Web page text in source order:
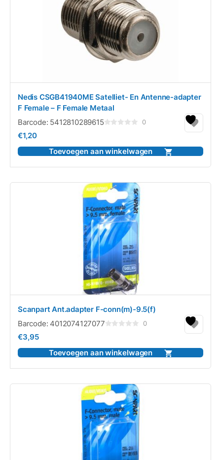
Nedis CSGB41940ME Satelliet- En Antenne-adapter
F Female – F Female Metaal
Barcode: 5412810289615
5
0
€1,20
Toevoegen aan winkelwagen
Scanpart Ant.adapter F-conn(m)-9.5(f)
Barcode: 4012074127077
5
0
€3,95
Toevoegen aan winkelwagen